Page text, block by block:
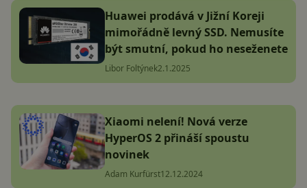
Huawei prodává v Jižní Koreji
mimořádně levný SSD. Nemusíte
být smutní, pokud ho neseženete
Libor Foltýnek2.1.2025
Xiaomi nelení! Nová verze
HyperOS 2 přináší spoustu
novinek
Adam Kurfürst12.12.2024